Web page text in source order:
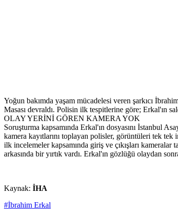
Yoğun bakımda yaşam mücadelesi veren şarkıcı
Masası devraldı. Polisin ilk tespitlerine göre; Erkal'ın
OLAY YERİNİ GÖREN KAMERA YOK
Soruşturma kapsamında Erkal'ın dosyasını İstanbul
kamera kayıtlarını toplayan polisler, görüntüleri tek
ilk incelemeler kapsamında giriş ve çıkışları
arkasında bir yırtık vardı. Erkal'ın gözlüğü olaydan
Kaynak: İHA
#İbrahim Erkal